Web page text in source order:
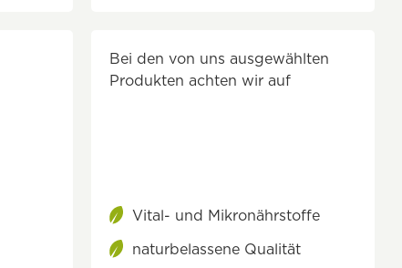
Bei den von uns ausgewählten
Produkten achten wir auf
Vital- und Mikronährstoffe
naturbelassene Qualität